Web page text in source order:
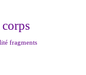
corps
fragments